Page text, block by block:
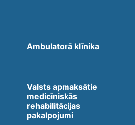
Ambulatorā klīnika
Valsts apmaksātie
medicīniskās
rehabilitācijas
pakalpojumi